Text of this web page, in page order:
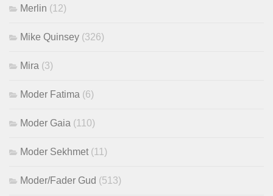
Merlin (12)
Mike Quinsey (326)
Mira (3)
Moder Fatima (6)
Moder Gaia (110)
Moder Sekhmet (11)
Moder/Fader Gud (513)